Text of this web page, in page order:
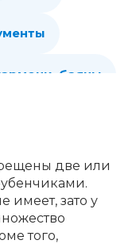
баяны
пианики
две или
имеет, зато у
того,